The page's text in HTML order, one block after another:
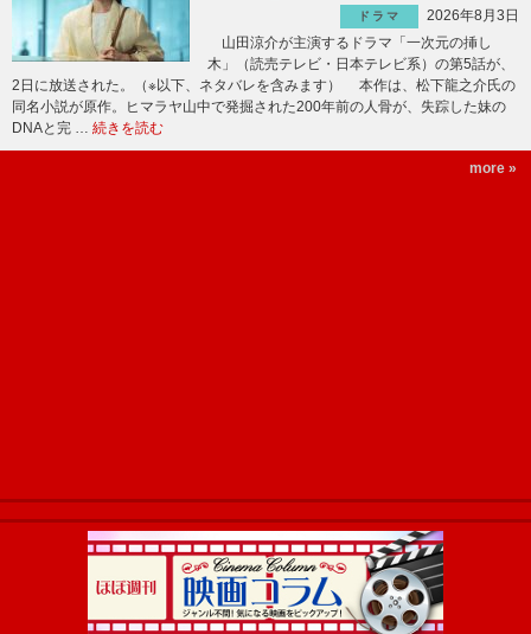
ドラマ
2026年8月3日
山田涼介が主演するドラマ「一次元の挿し
木」（読売テレビ・日本テレビ系）の第5話が、
2日に放送された。（※以下、ネタバレを含みます） 本作は、松下龍之介氏の
同名小説が原作。ヒマラヤ山中で発掘された200年前の人骨が、失踪した妹の
DNAと完 … 続きを読む
more »